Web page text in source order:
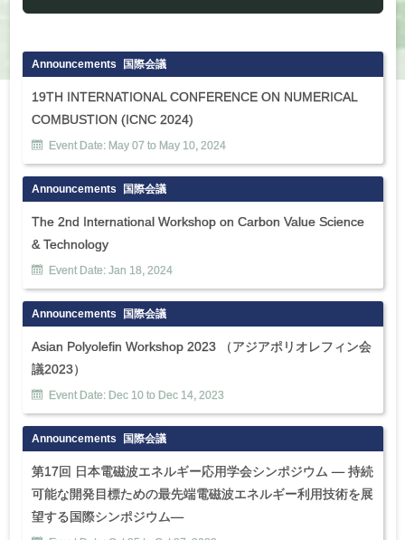
Announcements 国際会議
19TH INTERNATIONAL CONFERENCE ON NUMERICAL
COMBUSTION (ICNC 2024)
Event Date: May 07to May 10, 2024
Announcements 国際会議
The 2nd International Workshop on Carbon Value Science
& Technology
Event Date: Jan 18, 2024
Announcements 国際会議
Asian Polyolefin Workshop 2023 （アジアポリオレフィン会
議2023）
Event Date: Dec 10to Dec 14, 2023
Announcements 国際会議
第17回 日本電磁波エネルギー応用学会シンポジウム ― 持続
可能な開発目標ための最先端電磁波エネルギー利用技術を展
望する国際シンポジウム―